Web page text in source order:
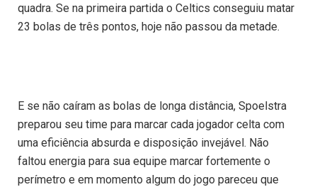
quadra. Se na primeira partida o Celtics conseguiu matar
23 bolas de três pontos, hoje não passou da metade.
E se não caíram as bolas de longa distância, Spoelstra
preparou seu time para marcar cada jogador celta com
uma eficiência absurda e disposição invejável. Não
faltou energia para sua equipe marcar fortemente o
perímetro e em momento algum do jogo pareceu que